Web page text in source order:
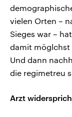
vielen Orten –
Sieges war –
damit möglchst
Und dann
die regimetreu
Arzt